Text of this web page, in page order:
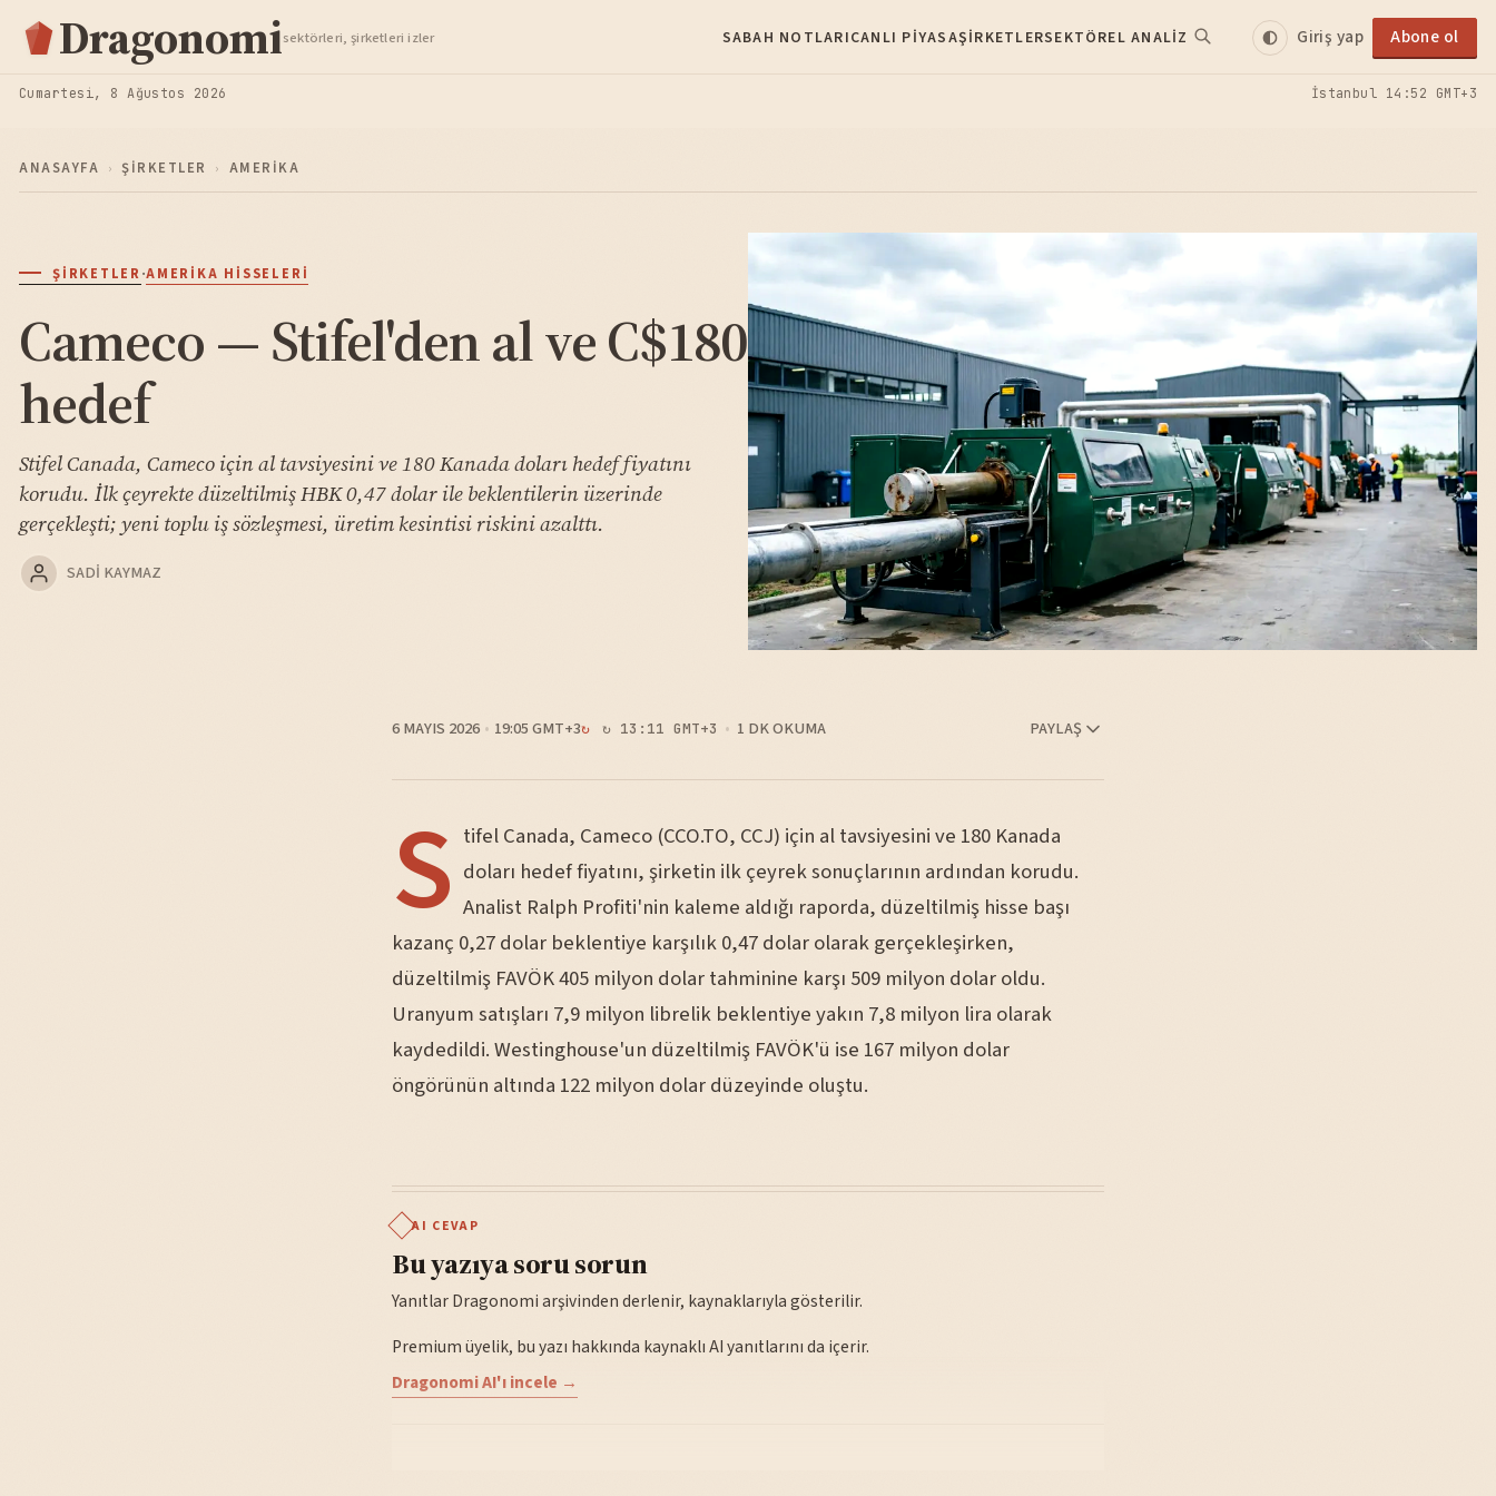
Dragonomisektörleri, şirketleri izler SABAH NOTLARICANLI PIYASAŞIRKETLERSEKTÖREL ANALIZ Giriş yap Abone ol
Cumartesi, 8 Ağustos 2026 İstanbul 14:52 GMT+3
ANASAYFA › ŞIRKETLER › AMERIKA
ŞIRKETLER·AMERIKA HISSELERI
Cameco — Stifel'den al ve C$180
hedef
Stifel Canada, Cameco için al tavsiyesini ve 180 Kanada doları hedef fiyatını
korudu. İlk çeyrekte düzeltilmiş HBK 0,47 dolar ile beklentilerin üzerinde
gerçekleşti; yeni toplu iş sözleşmesi, üretim kesintisi riskini azalttı.
SADI KAYMAZ
6 MAYIS 2026 19:05 GMT+3 ↻ 13:11 GMT+3 1 DK OKUMA PAYLAŞ
S tifel Canada, Cameco (CCO.TO, CCJ) için al tavsiyesini ve 180 Kanada
doları hedef fiyatını, şirketin ilk çeyrek sonuçlarının ardından korudu.
Analist Ralph Profiti'nin kaleme aldığı raporda, düzeltilmiş hisse başı
kazanç 0,27 dolar beklentiye karşılık 0,47 dolar olarak gerçekleşirken,
düzeltilmiş FAVÖK 405 milyon dolar tahminine karşı 509 milyon dolar oldu.
Uranyum satışları 7,9 milyon librelik beklentiye yakın 7,8 milyon lira olarak
kaydedildi. Westinghouse'un düzeltilmiş FAVÖK'ü ise 167 milyon dolar
öngörünün altında 122 milyon dolar düzeyinde oluştu.
AI CEVAP
Bu yazıya soru sorun
Yanıtlar Dragonomi arşivinden derlenir, kaynaklarıyla gösterilir.
Premium üyelik, bu yazı hakkında kaynaklı AI yanıtlarını da içerir.
Dragonomi AI'ı incele →